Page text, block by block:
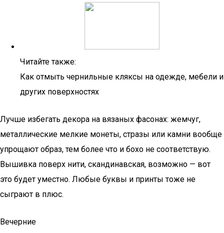
Читайте также:
Как отмыть чернильные кляксы на одежде, мебели и
других поверхностях
Лучше избегать декора на вязаных фасонах: жемчуг,
металлические мелкие монеты, стразы или камни вообще
упрощают образ, тем более что и бохо не соответствую.
Вышивка поверх нити, скандинавская, возможно — вот
это будет уместно. Любые буквы и принты тоже не
сыграют в плюс.
Вечерние